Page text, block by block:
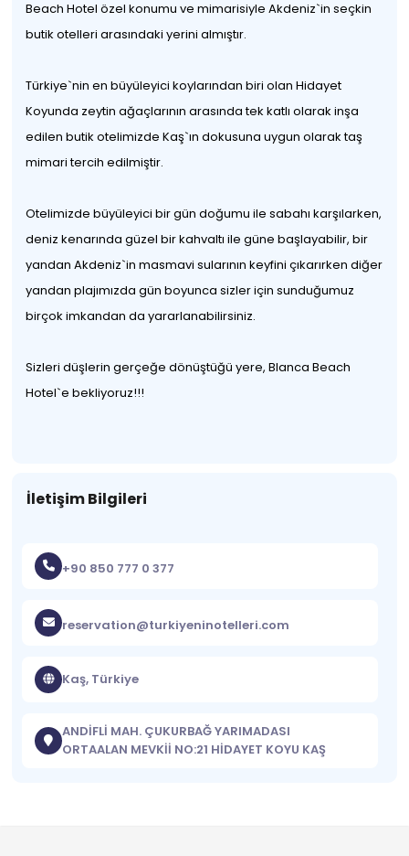
Beach Hotel özel konumu ve mimarisiyle Akdeniz`in seçkin
butik otelleri arasındaki yerini almıştır.
Türkiye`nin en büyüleyici koylarından biri olan Hidayet
Koyunda zeytin ağaçlarının arasında tek katlı olarak inşa
edilen butik otelimizde Kaş`ın dokusuna uygun olarak taş
mimari tercih edilmiştir.
Otelimizde büyüleyici bir gün doğumu ile sabahı karşılarken,
deniz kenarında güzel bir kahvaltı ile güne başlayabilir, bir
yandan Akdeniz`in masmavi sularının keyfini çıkarırken diğer
yandan plajımızda gün boyunca sizler için sunduğumuz
birçok imkandan da yararlanabilirsiniz.
Sizleri düşlerin gerçeğe dönüştüğü yere, Blanca Beach
Hotel`e bekliyoruz!!!
İletişim Bilgileri
+90 850 777 0 377
reservation@turkiyeninotelleri.com
Kaş, Türkiye
ANDİFLİ MAH. ÇUKURBAĞ YARIMADASI
ORTAALAN MEVKİİ NO:21 HİDAYET KOYU KAŞ